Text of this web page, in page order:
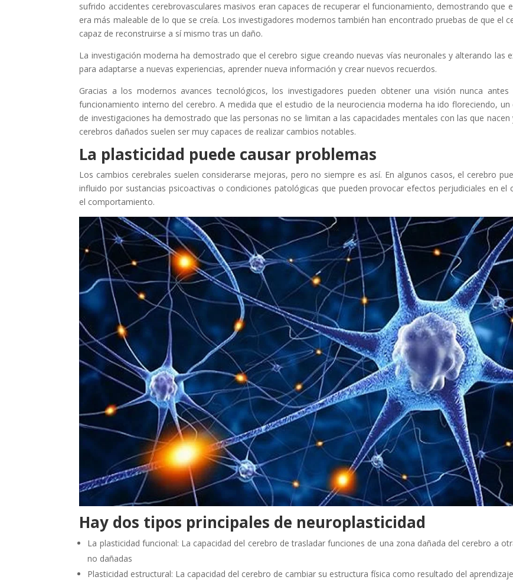
sufrido accidentes cerebrovasculares masivos eran capaces de recuperar el funcionamiento, demostrando que
era más maleable de lo que se creía. Los investigadores modernos también han encontrado pruebas de que el
capaz de reconstruirse a sí mismo tras un daño.
La investigación moderna ha demostrado que el cerebro sigue creando nuevas vías neuronales y alterando las
para adaptarse a nuevas experiencias, aprender nueva información y crear nuevos recuerdos.
Gracias a los modernos avances tecnológicos, los investigadores pueden obtener una visión nunca antes
funcionamiento interno del cerebro. A medida que el estudio de la neurociencia moderna ha ido floreciendo, un
de investigaciones ha demostrado que las personas no se limitan a las capacidades mentales con las que nacen
cerebros dañados suelen ser muy capaces de realizar cambios notables.
La plasticidad puede causar problemas
Los cambios cerebrales suelen considerarse mejoras, pero no siempre es así. En algunos casos, el cerebro
influido por sustancias psicoactivas o condiciones patológicas que pueden provocar efectos perjudiciales en el
el comportamiento.
Hay dos tipos principales de neuroplasticidad
La plasticidad funcional: La capacidad del cerebro de trasladar funciones de una zona dañada del cerebro a
no dañadas
Plasticidad estructural: La capacidad del cerebro de cambiar su estructura física como resultado del